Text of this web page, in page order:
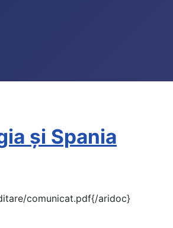
și Spania
comunicat.pdf{/aridoc}